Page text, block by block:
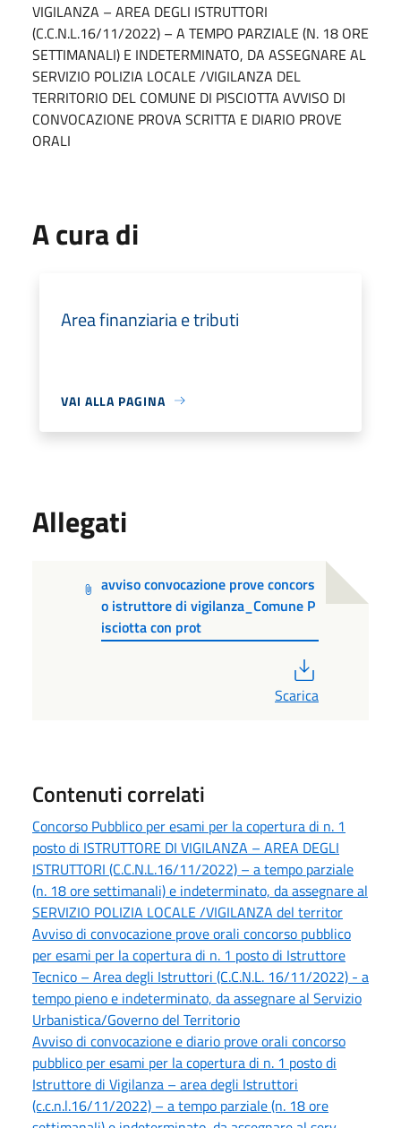
VIGILANZA – AREA DEGLI ISTRUTTORI
(C.C.N.L.16/11/2022) – A TEMPO PARZIALE (N. 18 ORE
SETTIMANALI) E INDETERMINATO, DA ASSEGNARE AL
SERVIZIO POLIZIA LOCALE /VIGILANZA DEL
TERRITORIO DEL COMUNE DI PISCIOTTA AVVISO DI
CONVOCAZIONE PROVA SCRITTA E DIARIO PROVE
ORALI
A cura di
Area finanziaria e tributi
VAI ALLA PAGINA
Allegati
avviso convocazione prove concors
o istruttore di vigilanza_Comune P
isciotta con prot
Scarica
Contenuti correlati
Concorso Pubblico per esami per la copertura di n. 1
posto di ISTRUTTORE DI VIGILANZA – AREA DEGLI
ISTRUTTORI (C.C.N.L.16/11/2022) – a tempo parziale
(n. 18 ore settimanali) e indeterminato, da assegnare al
SERVIZIO POLIZIA LOCALE /VIGILANZA del territor
Avviso di convocazione prove orali concorso pubblico
per esami per la copertura di n. 1 posto di Istruttore
Tecnico – Area degli Istruttori (C.C.N.L. 16/11/2022) - a
tempo pieno e indeterminato, da assegnare al Servizio
Urbanistica/Governo del Territorio
Avviso di convocazione e diario prove orali concorso
pubblico per esami per la copertura di n. 1 posto di
Istruttore di Vigilanza – area degli Istruttori
(c.c.n.l.16/11/2022) – a tempo parziale (n. 18 ore